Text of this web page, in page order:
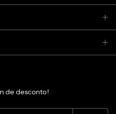
de desconto!